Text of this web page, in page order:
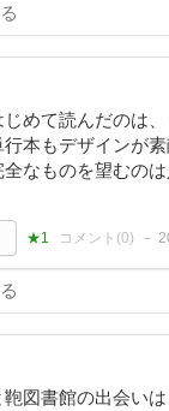
めて読んだのは
本もデザインが
全なものを望むの
★1 コメント(0)
鞄図書館の出会い